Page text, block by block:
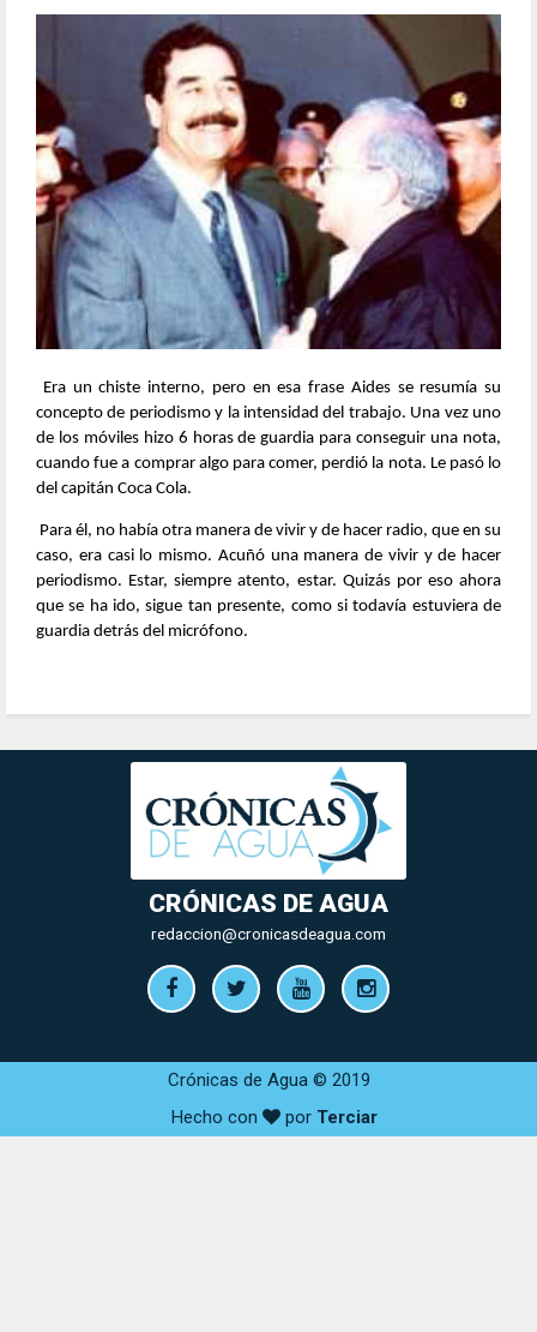
Era un chiste interno, pero en esa frase Aides se resumía su
concepto de periodismo y la intensidad del trabajo. Una vez uno
de los móviles hizo 6 horas de guardia para conseguir una nota,
cuando fue a comprar algo para comer, perdió la nota. Le pasó lo
del capitán Coca Cola.
Para él, no había otra manera de vivir y de hacer radio, que en su
caso, era casi lo mismo. Acuñó una manera de vivir y de hacer
periodismo. Estar, siempre atento, estar. Quizás por eso ahora
que se ha ido, sigue tan presente, como si todavía estuviera de
guardia detrás del micrófono.
CRÓNICAS DE AGUA
redaccion@cronicasdeagua.com
Crónicas de Agua © 2019
Hecho con
por Terciar